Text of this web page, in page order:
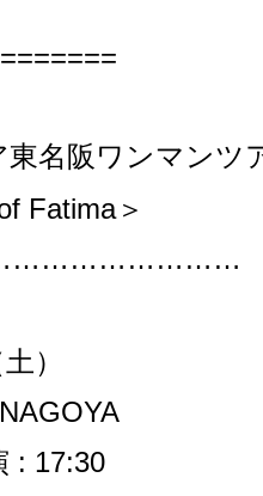
名阪ワンマンツ
Fatima＞
）
: 17:30